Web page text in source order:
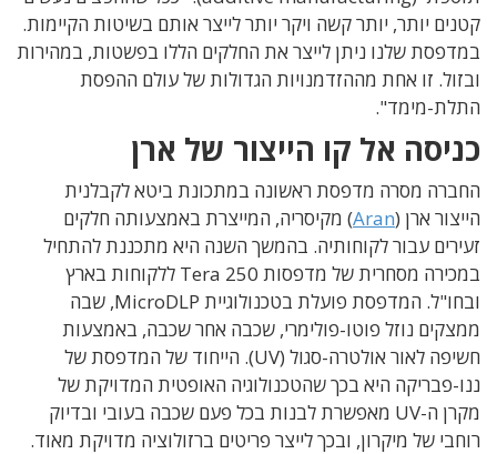
קטנים יותר, יותר קשה ויקר יותר לייצר אותם בשיטות הקיימות.
במדפסת שלנו ניתן לייצר את החלקים הללו בפשטות, במהירות
ובזול. זו אחת מההזדמנויות הגדולות של עולם ההפסת
התלת-מימד".
כניסה אל קו הייצור של ארן
החברה מסרה מדפסת ראשונה במתכונת ביטא לקבלנית
הייצור ארן (Aran) מקיסריה, המייצרת באמצעותה חלקים
זעירים עבור לקוחותיה. בהמשך השנה היא מתכננת להתחיל
במכירה מסחרית של מדפסות Tera 250 ללקוחות בארץ
ובחו"ל. המדפסת פועלת בטכנולוגיית MicroDLP, שבה
ממצקים נוזל פוטו-פולימרי, שכבה אחר שכבה, באמצעות
חשיפה לאור אולטרה-סגול (UV). הייחוד של המדפסת של
ננו-פבריקה היא בכך שהטכנולוגיה האופטית המדויקת של
מקרן ה-UV מאפשרת לבנות בכל פעם שכבה בעובי ובדיוק
רוחבי של מיקרון, ובכך לייצר פריטים ברזולוציה מדויקת מאוד.